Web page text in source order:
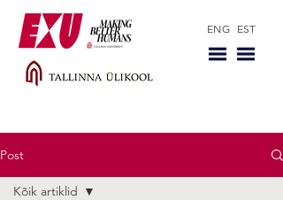
ENG EST
Post
Kõik artiklid